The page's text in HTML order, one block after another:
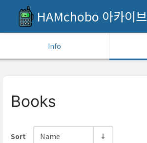
HAMchobo 아카이브
Info
Books
Sort Name